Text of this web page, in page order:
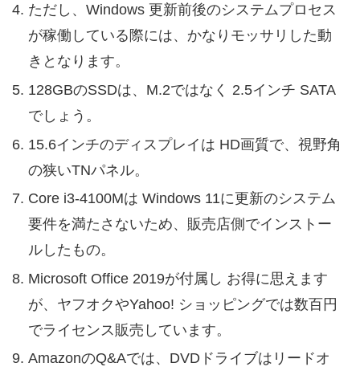
ただし、Windows 更新前後のシステムプロセス
が稼働している際には、かなりモッサリした動
きとなります。
128GBのSSDは、M.2ではなく 2.5インチ SATA
でしょう。
15.6インチのディスプレイは HD画質で、視野角
の狭いTNパネル。
Core i3-4100Mは Windows 11に更新のシステム
要件を満たさないため、販売店側でインストー
ルしたもの。
Microsoft Office 2019が付属し お得に思えます
が、ヤフオクやYahoo! ショッピングでは数百円
でライセンス販売しています。
AmazonのQ&Aでは、DVDドライブはリードオ